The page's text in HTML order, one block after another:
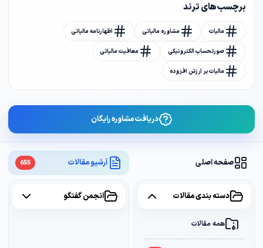
صفحه اصلی آرشیو مقالات 655
دسته بندی مقالات
همه مقالات
انجمن گفتگو
برچسب های ترند
مالیات مشاوره مالیاتی اظهارنامه مالیاتی
صورتحساب الکترونیکی معافیت مالیاتی
مالیات بر ارزش افزوده
دریافت مشاوره رایگان